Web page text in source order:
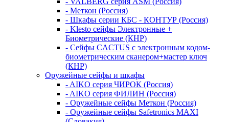
- Меткон (Россия)
- Шкафы серии КБС - КОНТУР (Россия)
- Klesto сейфы Электронные +
Биометрические (КНР)
- Сейфы CACTUS с электронным кодом-
биометрическим сканером+мастер ключ
(КНР)
Оружейные сейфы и шкафы
- AIKO серия ЧИРОК (Россия)
- AIKO серия ФИЛИН (Россия)
- Оружейные сейфы Меткон (Россия)
- Оружейные сейфы Safetronics MAXI